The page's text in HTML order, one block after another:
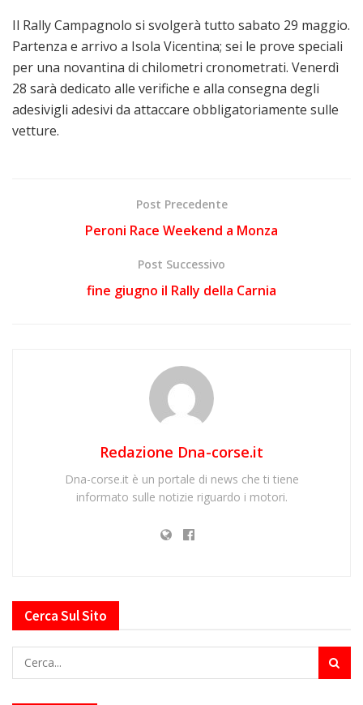
Il Rally Campagnolo si svolgerà tutto sabato 29 maggio.
Partenza e arrivo a Isola Vicentina; sei le prove speciali
per una novantina di chilometri cronometrati. Venerdì
28 sarà dedicato alle verifiche e alla consegna degli
adesivigli adesivi da attaccare obbligatoriamente sulle
vetture.
Post Precedente
Peroni Race Weekend a Monza
Post Successivo
fine giugno il Rally della Carnia
Redazione Dna-corse.it
Dna-corse.it è un portale di news che ti tiene
informato sulle notizie riguardo i motori.
Cerca Sul Sito